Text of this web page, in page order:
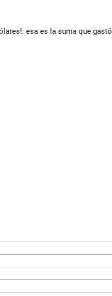
esa es la suma que